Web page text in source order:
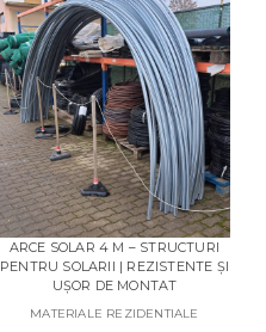
ARCE SOLAR 4 M – STRUCTURI
PENTRU SOLARII | REZISTENTE ȘI
UȘOR DE MONTAT
MATERIALE REZIDENTIALE